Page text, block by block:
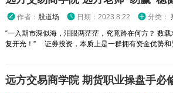
作者： 股道场 日期：2023.8.22 分类：
“一入期市深似海，泪眼两茫茫，究竟路在何方？ 数
复开光！” 证券投资，本质上是一群拥有资金优势和
远方交易商学院 期货职业操盘手必